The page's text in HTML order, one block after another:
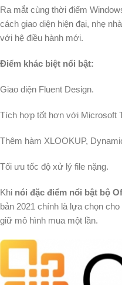
Ra mắt cùng thời điểm
cách giao diện hiện đại, nhẹ
với hệ điều hành mới.
Điểm khác biệt nổi bật:
Giao diện Fluent Design.
Tích hợp tốt hơn với Microsoft
Thêm hàm XLOOKUP,
Tối ưu tốc độ xử lý file nặng.
Khi nói đặc điểm nổi bật bộ
bản 2021 chính là lựa chọn
giữ mô hình mua một lần.